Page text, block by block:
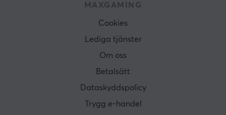
MAXGAMING
Cookies
Lediga tjänster
Om oss
Betalsätt
Dataskyddspolicy
Trygg e-handel